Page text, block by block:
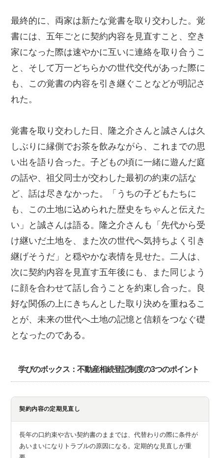
最終的に、両家は新たな覚書を取り交わした。覚
書には、五年ごとに契約内容を見直すこと、空き
家になった際は速やかに互いに連絡を取り合うこ
と、そして万一どちらかの世代交代があった際に
も、この覚書の内容を引き継ぐことなどが明記さ
れた。
覚書を取り交わした日、隆之介さんと誠さんは久
しぶりに縁側でお茶を飲みながら、これまでの思
い出を語り合った。子どもの頃に一緒に遊んだ庭
の話や、祖父同士が交わした最初の約束の話な
ど、話は尽きなかった。「うちの子どもたちに
も、この土地に込められた歴史をちゃんと伝えた
い」と誠さんは語る。隆之介さんも「先代から受
け継いだ土地を、また次の世代へ気持ちよく引き
継げそうだ」と穏やかな表情を見せた。二人は、
次に契約内容を見直す五年後にも、また同じよう
に顔を合わせて話し合うことを約束し合った。良
好な関係の上にきちんとした取り決めを重ねるこ
とが、未来の世代へ土地の記憶と信頼をつなぐ礎
となったのである。
学びのボックス：不動産相続登記制度の3つのポイント
契約内容の定期見直し
長年の口約束や古い契約書のままでは、代替わりの際に条件が
あいまいになりトラブルの原因になる。定期的な見直しが重